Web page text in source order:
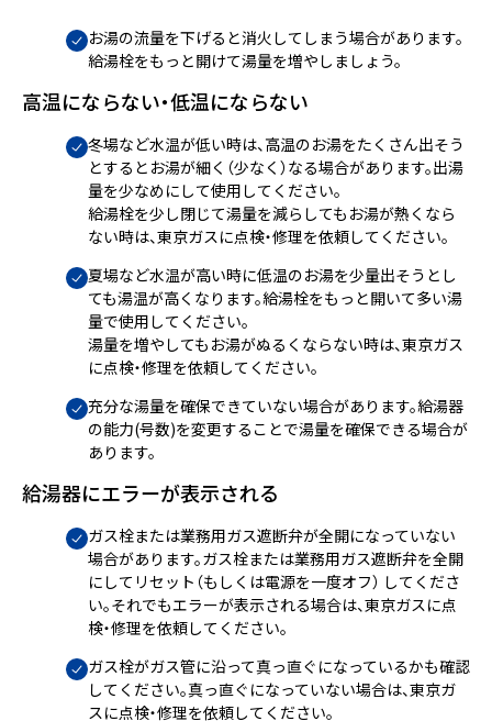
お湯の流量を下げると消火してしまう場合があります。
給湯栓をもっと開けて湯量を増やしましょう。
高温にならない・低温にならない
冬場など水温が低い時は、高温のお湯をたくさん出そう
とするとお湯が細く（少なく）なる場合があります。出湯
量を少なめにして使用してください。
給湯栓を少し閉じて湯量を減らしてもお湯が熱くなら
ない時は、東京ガスに点検・修理を依頼してください。
夏場など水温が高い時に低温のお湯を少量出そうとし
ても湯温が高くなります。給湯栓をもっと開いて多い湯
量で使用してください。
湯量を増やしてもお湯がぬるくならない時は、東京ガス
に点検・修理を依頼してください。
充分な湯量を確保できていない場合があります。給湯器
の能力(号数)を変更することで湯量を確保できる場合が
あります。
給湯器にエラーが表示される
ガス栓または業務用ガス遮断弁が全開になっていない
場合があります。ガス栓または業務用ガス遮断弁を全開
にしてリセット（もしくは電源を一度オフ） してくださ
い。それでもエラーが表示される場合は、東京ガスに点
検・修理を依頼してください。
ガス栓がガス管に沿って真っ直ぐになっているかも確認
してください。真っ直ぐになっていない場合は、東京ガ
スに点検・修理を依頼してください。